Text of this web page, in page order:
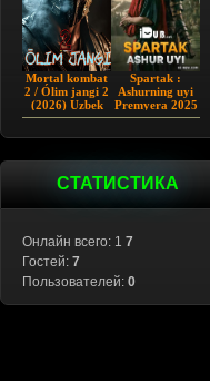
Mortal kombat
2 / Ólim jangi 2
(2026) Uzbek
tilida
Spartak :
Ashurning uyi
Premyera 2025
Barcha qismlar
СТАТИСТИКА
Онлайн всего: 1 7
Гостей: 7
Пользователей: 0